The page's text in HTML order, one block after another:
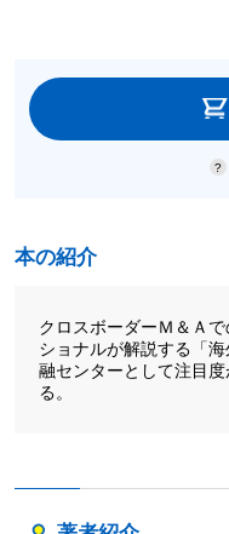
本の紹介
クロスボーダーＭ＆Ａ
ショナルが解説する「
融センターとして注目
る。